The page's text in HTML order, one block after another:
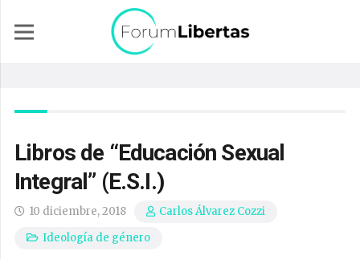
Libros de “Educación Sexual
Integral” (E.S.I.)
10 diciembre, 2018
Carlos Álvarez Cozzi
Ideología de género